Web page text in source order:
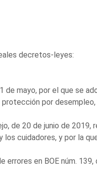
decretos-leyes:
mayo, por el que se
por
de 20 de junio de
cuidadores, y por la
errores en BOE núm.